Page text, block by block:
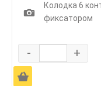
1
Колодка 6
фиксатором
- +
Ä